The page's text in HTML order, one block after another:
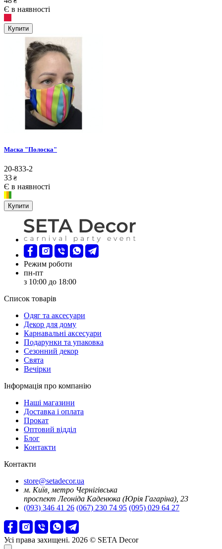
Є в наявності
Купити
Маска "Полоска"
20-833-2
33 ₴
Є в наявності
Купити
Режим роботи
пн-пт
з 10:00 до 18:00
Список товарів
Oдяг та аксесуари
Декор для дому
Карнавальні аксесуари
Подарунки та упаковка
Сезонний декор
Свята
Вечірки
Інформація про компанію
Наші магазини
Доставка і оплата
Прокат
Оптовий відділ
Блог
Контакти
Контакти
store@setadecor.ua
м. Київ, метро Чернігівська
проспект Леоніда Каденюка (Юрія Гагаріна), 23
(093) 346 41 26 (067) 230 74 95 (095) 029 64 27
Усі права захищені. 2026 © SETA Decor